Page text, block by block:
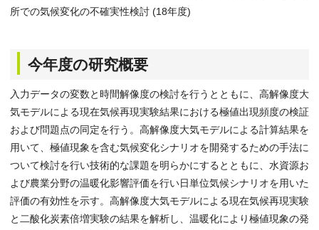
所での気候変化の不確実性検討 (18年度)
今年度の研究概要
入力データの変数と時間解像度の検討を行うとともに、高解像度大
気モデルによる現在気候再現実験結果における極値出現頻度の検証
および問題点の同定を行う。高解像度大気モデルによる計算結果を
用いて、極値現象を含む気候変化シナリオを開発するための手法に
ついて検討を行い技術的な課題を明らかにするとともに、水資源お
よび農業分野の温暖化影響評価を行い日単位気候シナリオを用いた
評価の有効性を示す。高解像度大気モデルによる現在気候再現実験
と二酸化炭素倍増実験の結果を解析し、温暖化により極値現象の発